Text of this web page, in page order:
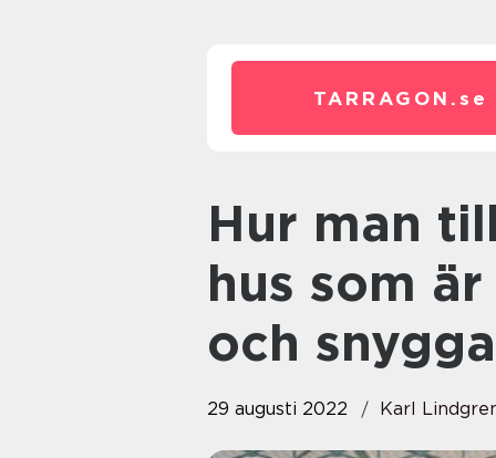
TARRAGON. se
Hur man tillverkar modulära
hus som
och snygga
29 augusti 2022 Karl